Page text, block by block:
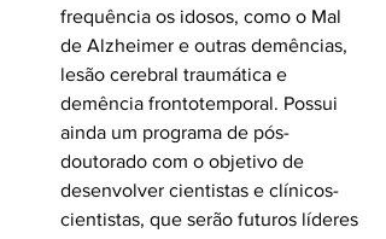
frequência os idosos, como o Mal
de Alzheimer e outras demências,
lesão cerebral traumática e
demência frontotemporal. Possui
ainda um programa de pós-
doutorado com o objetivo de
desenvolver cientistas e clínicos-
cientistas, que serão futuros líderes